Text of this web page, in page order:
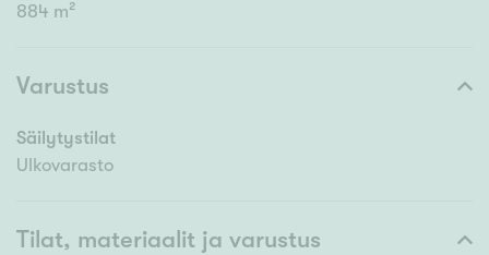
884 m²
Varustus
Säilytystilat
Ulkovarasto
Tilat, materiaalit ja varustus